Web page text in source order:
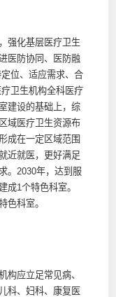
化基层医疗卫生
医防协同、医防融
位、适应需求、合
卫生机构全科医疗
建设的基础上，综
域医疗卫生资源布
成在一定区域范围
近就医，更好满足
。2030年，达到服
成1个特色科室。
色科室。
应立足常见病、
科、妇科、康复医